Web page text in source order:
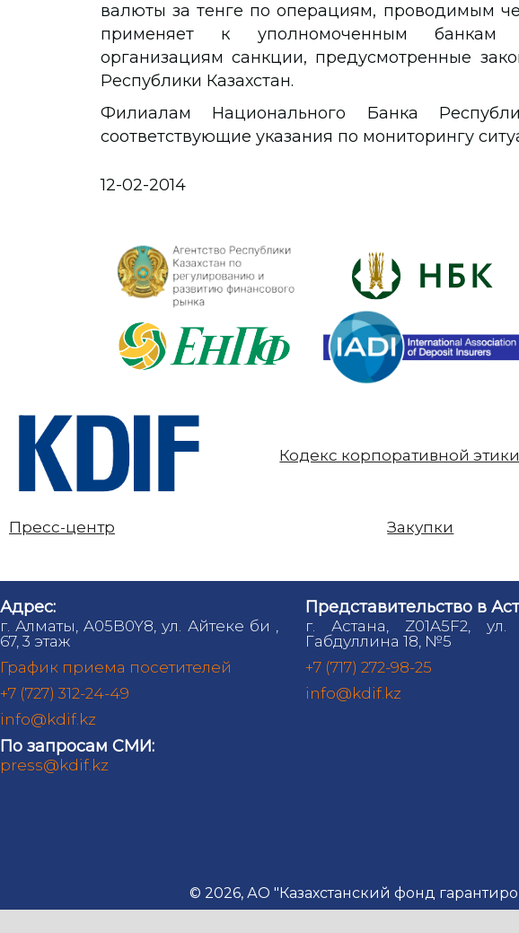
валюты за тенге по операциям, проводимым
применяет к уполномоченным банкам
организациям санкции, предусмотренные
Республики Казахстан.
Филиалам Национального Банка
соответствующие указания по мониторингу
12-02-2014
Кодекс корпоративной этики
Пресс-центр Закупки
Адрес:
г. Алматы, A05B0Y8, ул. Айтеке би ,
67, 3 этаж
График приема посетителей
+7 (727) 312-24-49
info@kdif.kz
По запросам СМИ:
press@kdif.kz
Представительство в
г. Астана, Z01A5F2, ул.
Габдуллина 18, №5
+7 (717) 272-98-25
info@kdif.kz
© 2026, АО "Казахстанский фонд